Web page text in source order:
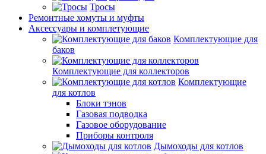
Тросы
Ремонтные хомуты и муфты
Аксессуары и комплетующие
Комплектующие для
баков
Комплектующие для коллекторов
Комплектующие
для котлов
Блоки тэнов
Газовая подводка
Газовое оборудование
Приборы контроля
Дымоходы для котлов